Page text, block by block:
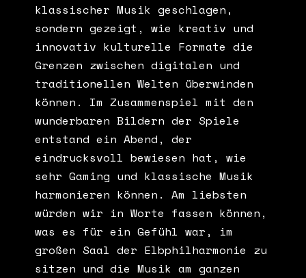
klassischer Musik geschlagen,
sondern gezeigt, wie kreativ und
innovativ kulturelle Formate die
Grenzen zwischen digitalen und
traditionellen Welten überwinden
können. Im Zusammenspiel mit den
wunderbaren Bildern der Spiele
entstand ein Abend, der
eindrucksvoll bewiesen hat, wie
sehr Gaming und klassische Musik
harmonieren können. Am liebsten
würden wir in Worte fassen können,
was es für ein Gefühl war, im
großen Saal der Elbphilharmonie zu
sitzen und die Musik am ganzen